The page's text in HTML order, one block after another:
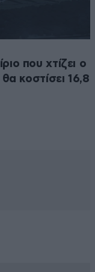
που χτίζει ο
κοστίσει 16,8